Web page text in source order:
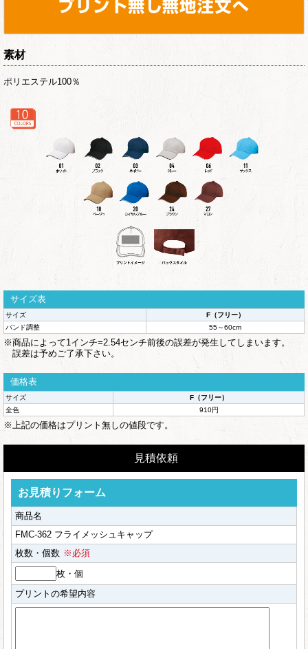
素材
ポリエステル100％
サイズ表
サイズ
F（フリー）
バンド調整
55～60cm
※商品によって1インチ=2.54センチ前後の誤差が発生してしまいます。
誤差は予めご了承下さい。
価格表
サイズ
F（フリー）
全色
910円
※上記の価格はプリント無しの値段です。
見積依頼
お見積りフォーム
商品名
FMC-362 フライメッシュキャップ
枚数・個数 ※必須
枚・個
プリントの希望内容